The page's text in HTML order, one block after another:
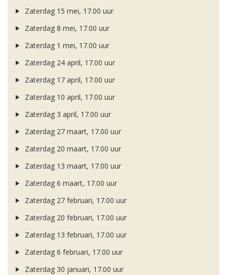
Zaterdag 15 mei, 17.00 uur
Zaterdag 8 mei, 17.00 uur
Zaterdag 1 mei, 17.00 uur
Zaterdag 24 april, 17.00 uur
Zaterdag 17 april, 17.00 uur
Zaterdag 10 april, 17.00 uur
Zaterdag 3 april, 17.00 uur
Zaterdag 27 maart, 17.00 uur
Zaterdag 20 maart, 17.00 uur
Zaterdag 13 maart, 17.00 uur
Zaterdag 6 maart, 17.00 uur
Zaterdag 27 februari, 17.00 uur
Zaterdag 20 februari, 17.00 uur
Zaterdag 13 februari, 17.00 uur
Zaterdag 6 februari, 17.00 uur
Zaterdag 30 januari, 17.00 uur